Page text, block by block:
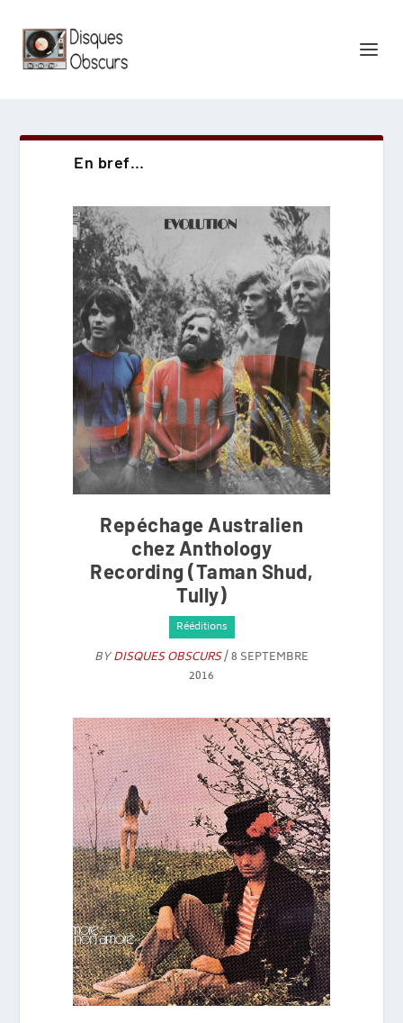
En bref…
Repéchage Australien
chez Anthology
Recording (Taman Shud,
Tully)
Rééditions
BYDISQUES OBSCURS/ 8 SEPTEMBRE
2016